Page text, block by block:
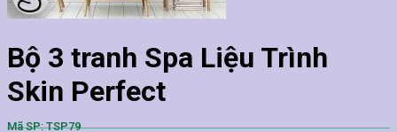
Bộ 3 tranh Spa Liệu Trình
Skin Perfect
Mã SP: TSP79